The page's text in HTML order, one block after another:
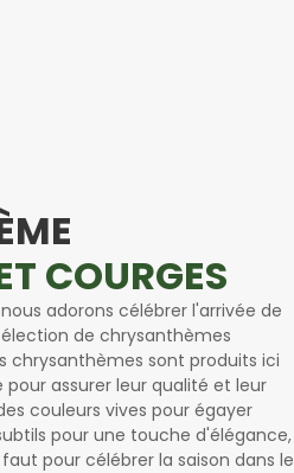
COURGES
adorons célébrer l'arrivée de
de chrysanthèmes
chrysanthèmes sont produits ici
assurer leur qualité et leur
couleurs vives pour égayer
pour une touche d'élégance,
pour célébrer la saison dans le